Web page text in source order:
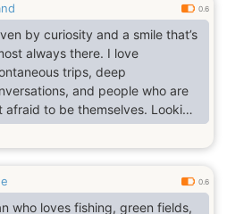
0.6
by curiosity and a smile that’s
always there. I love
trips, deep
and people who are
afraid to be themselves. Looking
someone to create memories
full of laughter, adventure, and
0.6
who loves fishing, green fields,